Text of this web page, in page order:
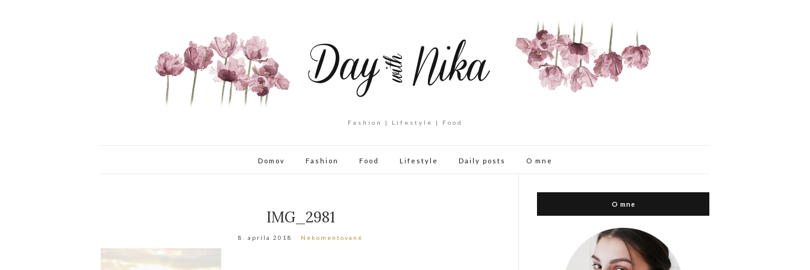
Fashion | Lifestyle | Food
Domov Fashion Food Lifestyle Daily posts O mne
IMG_2981
8. apríla 2018 Nekomentované
O mne